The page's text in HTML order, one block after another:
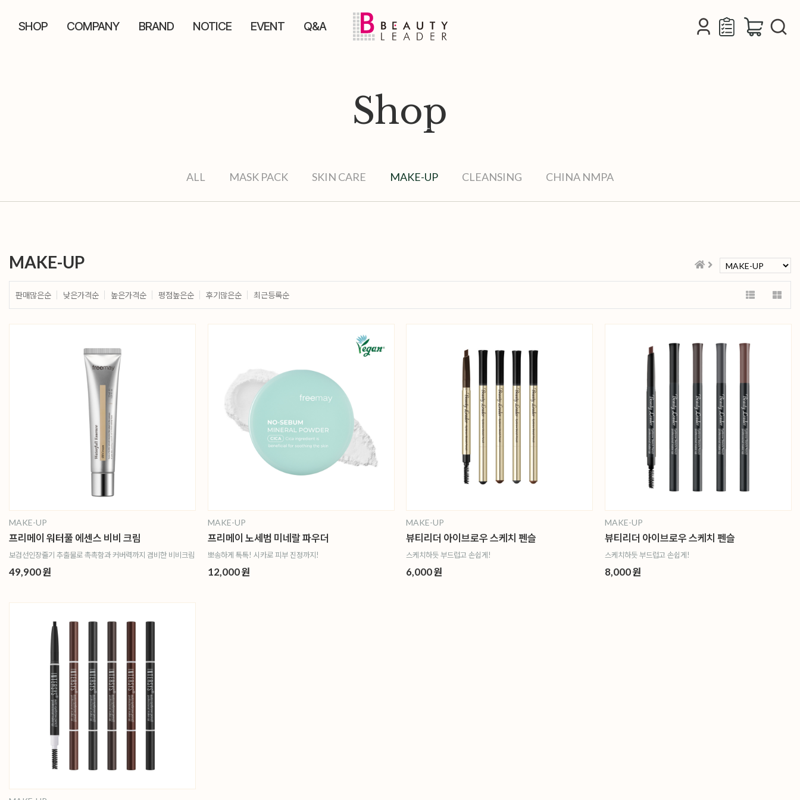
SHOP COMPANY BRAND NOTICE EVENT Q&A
Shop
ALL MASK PACK SKIN CARE MAKE-UP CLEANSING CHINA NMPA
MAKE-UP
판매많은순 낮은가격순 높은가격순 평점높은순 후기많은순 최근등록순
MAKE-UP
프리메이 워터풀 에센스 비비 크림
보검선인장줄기 추출물로 촉촉함과 커버력까지 겸비한 비비크림
49,900 원
MAKE-UP
프리메이 노세범 미네랄 파우더
뽀송하게 톡톡! 시카로 피부 진정까지!
12,000 원
MAKE-UP
뷰티리더 아이브로우 스케치 펜슬
스케치하듯 부드럽고 손쉽게!
6,000 원
MAKE-UP
뷰티리더 아이브로우 스케치 펜슬
스케치하듯 부드럽고 손쉽게!
8,000 원